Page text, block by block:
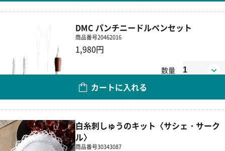
DMC パンチニードルペンセット
商品番号20462016
1,980円
数量
カートに入れる
白糸刺しゅうのキット〈サシェ・サーク
ル〉
商品番号30343087